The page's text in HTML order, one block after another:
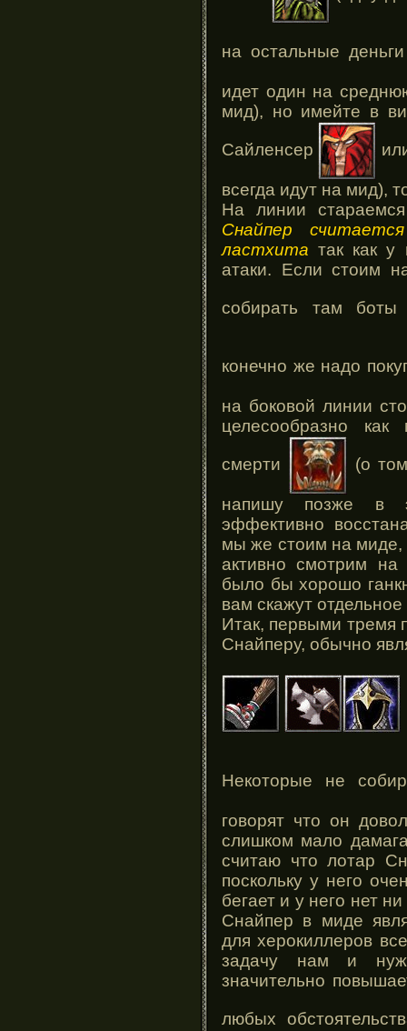
на остальные
идет один на
мид), но имейте в
Сайленсер
всегда идут на мид),
На линии
Снайпер
ластхита так как у
атаки. Если стоим
собирать там
конечно же надо
на боковой линии
целесообразно
смерти (о
напишу позже в
эффективно
мы же стоим на миде,
активно смотрим на
было бы хорошо
вам скажут
Итак, первыми тремя
Снайперу, обычно
Некоторые не
говорят что он
слишком мало
считаю что лотар
поскольку у него
бегает и у него нет
Снайпер в миде
для херокиллеров
задачу нам и
значительно
любых